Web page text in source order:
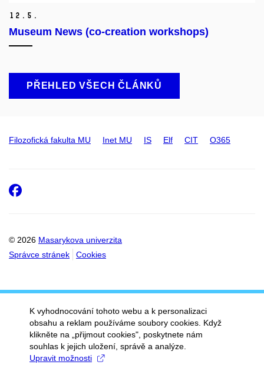
12. 5.
Museum News (co-creation workshops)
PŘEHLED VŠECH ČLÁNKŮ
Filozofická fakulta MU Inet MU IS Elf CIT O365
© 2026 Masarykova univerzita
Správce stránek
Cookies
Facebook
K vyhodnocování tohoto webu a k personalizaci
obsahu a reklam používáme soubory cookies. Když
klikněte na „přijmout cookies", poskytnete nám
souhlas k jejich uložení, správě a analýze.
Upravit možnosti